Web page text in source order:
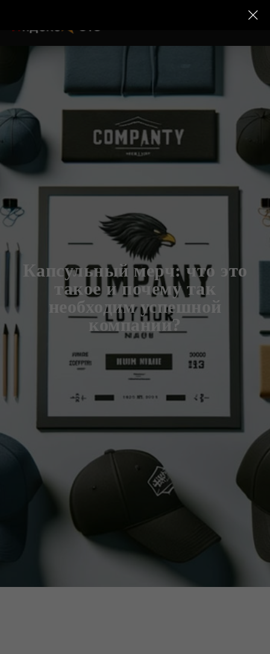
Капсульный мерч: что это
такое и почему так
необходим успешной
компании?